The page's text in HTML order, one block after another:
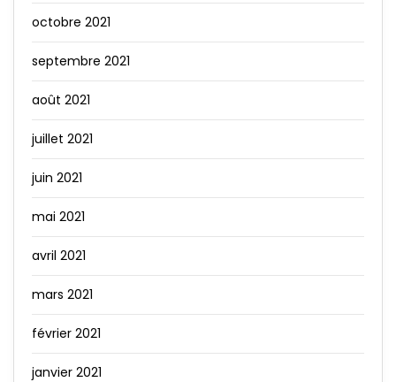
octobre 2021
septembre 2021
août 2021
juillet 2021
juin 2021
mai 2021
avril 2021
mars 2021
février 2021
janvier 2021